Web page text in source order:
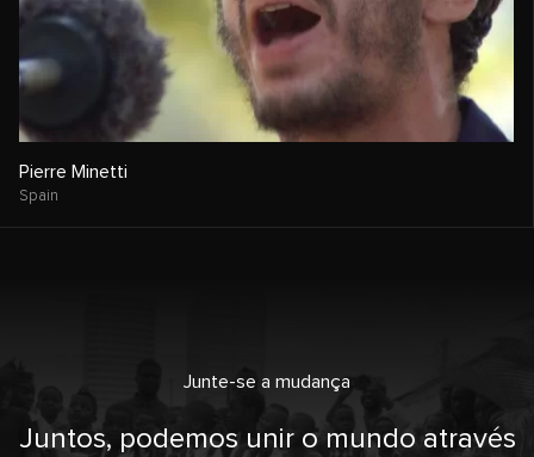
Pierre Minetti
Spain
Junte-se a mudança
Juntos, podemos unir o mundo através